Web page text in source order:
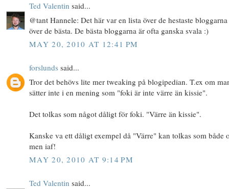
Ted Valentin said...
@tant Hannele: Det här var en lista över de hestaste
över de bästa. De bästa bloggarna är ofta ganska svala :)
MAY 20, 2010 AT 12:41 PM
forslunds said...
Tror det behövs lite mer tweaking på blogipedian. T.ex om
sätter inte i en mening som "foki är inte värre än kissie".
Det tolkas som något dåligt för foki. "Värre än kissie".
Kanske va ett dåligt exempel då "Värre" kan tolkas som både
men iaf!
MAY 20, 2010 AT 9:14 PM
Ted Valentin said...